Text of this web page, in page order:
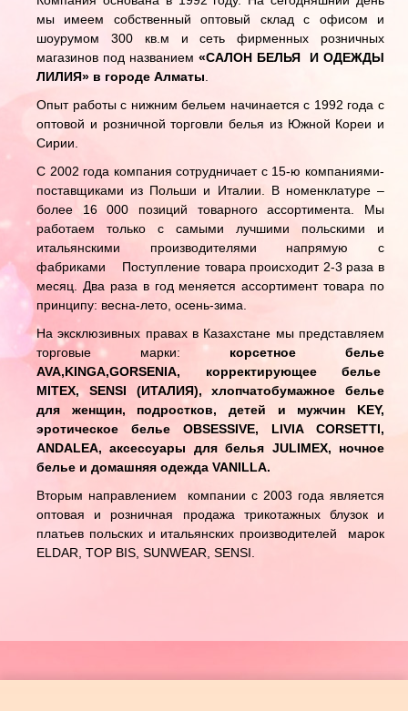
мы имеем собственный оптовый склад с офисом и
шоурумом 300 кв.м и сеть фирменных розничных
магазинов под названием «САЛОН БЕЛЬЯ И ОДЕЖДЫ
ЛИЛИЯ» в городе Алматы.
Опыт работы с нижним бельем начинается с 1992 года с
оптовой и розничной торговли белья из Южной Кореи и
Сирии.
С 2002 года компания сотрудничает с 15-ю компаниями-
поставщиками из Польши и Италии. В номенклатуре –
более 16 000 позиций товарного ассортимента. Мы
работаем только с самыми лучшими польскими и
итальянскими производителями напрямую с
фабриками Поступление товара происходит 2-3 раза в
месяц. Два раза в год меняется ассортимент товара по
принципу: весна-лето, осень-зима.
На эксклюзивных правах в Казахстане мы представляем
торговые марки: корсетное белье
AVA,KINGA,GORSENIA, корректирующее белье
MITEX, SENSI (ИТАЛИЯ), хлопчатобумажное белье
для женщин, подростков, детей и мужчин KEY,
эротическое белье OBSESSIVE, LIVIA CORSETTI,
ANDALEA, аксессуары для белья JULIMEX, ночное
белье и домашняя одежда VANILLA.
Вторым направлением компании с 2003 года является
оптовая и розничная продажа трикотажных блузок и
платьев польских и итальянских производителей марок
ELDAR, TOP BIS, SUNWEAR, SENSI.